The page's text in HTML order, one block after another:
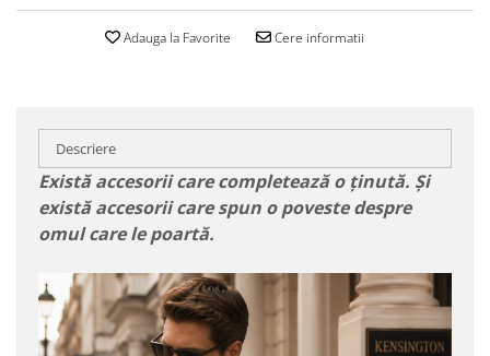
Adauga la Favorite Cere informatii
Descriere
Există accesorii care completează o ținută. Și
există accesorii care spun o poveste despre
omul care le poartă.